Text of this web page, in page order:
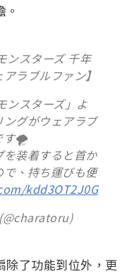
ンスターズ 千年
ラブルファン】
ンスターズ」よ
グがウェアラブ
す🌪️
装着すると首か
で、持ち運びも便
kdd3OT2J0G
除了功能到位外，更